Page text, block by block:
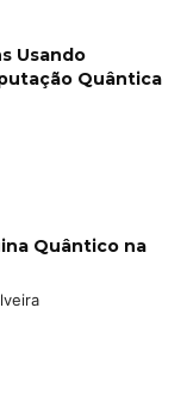
Usando
Quântica
Quântico na